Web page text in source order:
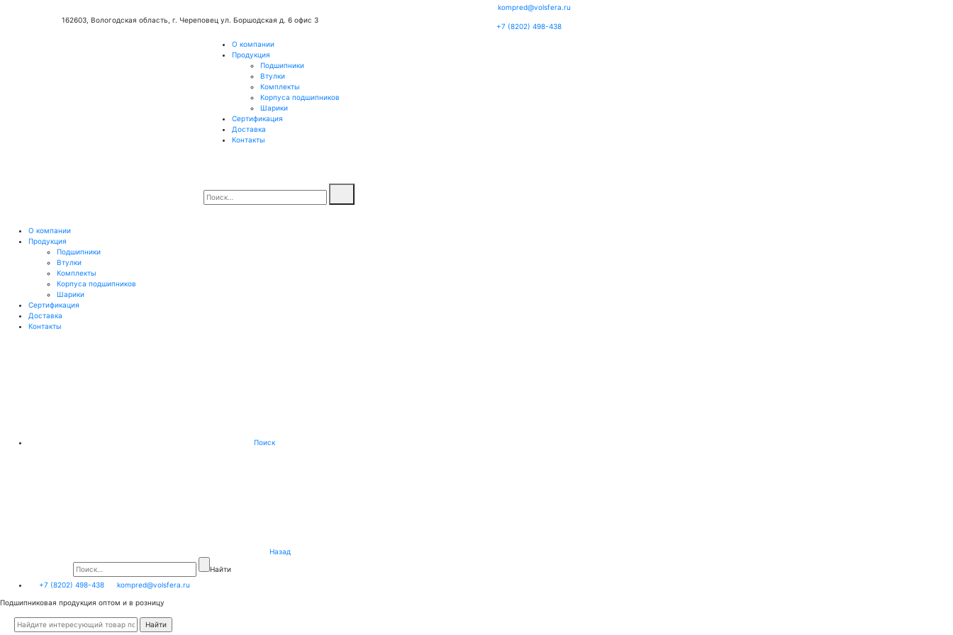
162603, Вологодская область, г. Череповец ул. Боршодская д. 6 офис 3
kompred@volsfera.ru
+7 (8202) 498-438
О компании
Продукция
Подшипники
Втулки
Комплекты
Корпуса подшипников
Шарики
Сертификация
Доставка
Контакты
О компании
Продукция
Подшипники
Втулки
Комплекты
Корпуса подшипников
Шарики
Сертификация
Доставка
Контакты
Поиск
Назад
Найти
+7 (8202) 498-438
kompred@volsfera.ru
Подшипниковая продукция оптом и в розницу